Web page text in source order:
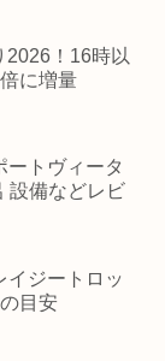
2026！16時以
に増量
ートヴィータ
設備などレビ
イジートロッ
目安